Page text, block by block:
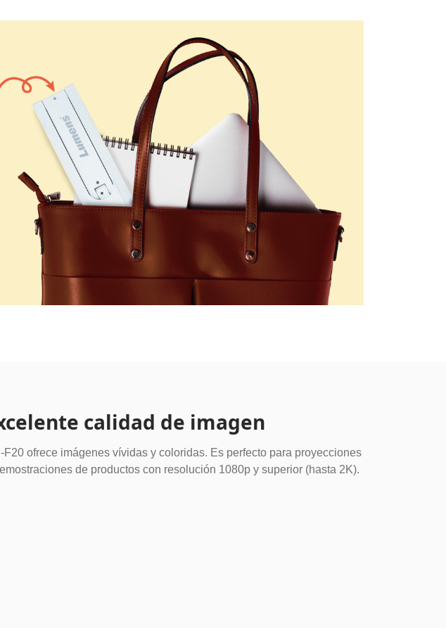
calidad de imagen
F20 ofrece imágenes vívidas y coloridas. Es perfecto para proyecciones
de productos con resolución 1080p y superior (hasta 2K).